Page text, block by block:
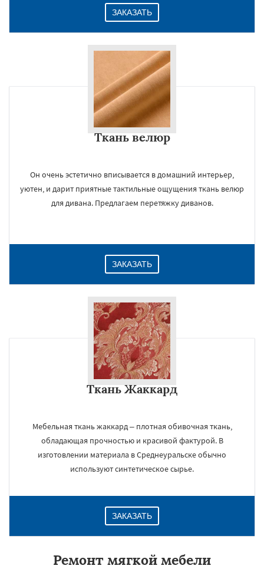
ЗАКАЗАТЬ
Ткань велюр
Он очень эстетично вписывается в домашний интерьер,
уютен, и дарит приятные тактильные ощущения ткань велюр
для дивана. Предлагаем перетяжку диванов.
ЗАКАЗАТЬ
Ткань Жаккард
Мебельная ткань жаккард – плотная обивочная ткань,
обладающая прочностью и красивой фактурой. В
изготовлении материала в Среднеуральске обычно
используют синтетическое сырье.
ЗАКАЗАТЬ
Ремонт мягкой мебели